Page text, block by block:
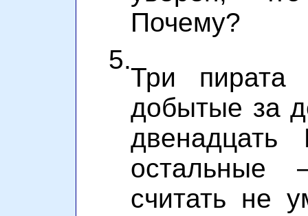
Почему?
5.
Три пирата
добытые за
остальные
считать не